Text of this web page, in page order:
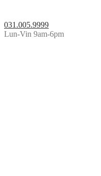
031.005.9999
Lun-Vin 9am-6pm